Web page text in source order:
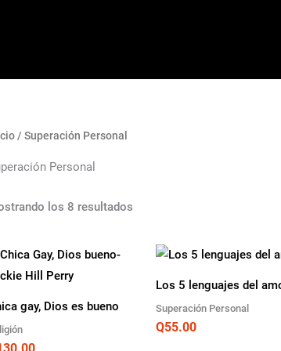
/ Superación Personal
Personal
los 8 resultados
gay, Dios es bueno
Los 5 lenguajes del
Superación Personal
Q55.00